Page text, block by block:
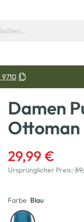
9710
Damen
Ottoman
29,99 €
Ursprünglicher Preis:
Farbe Blau